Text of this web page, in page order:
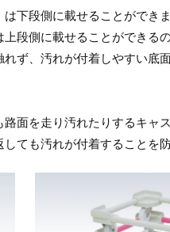
下段側に載せることができま
段側に載せることができる
れず、汚れが付着しやすい底
面を走り汚れたりするキャ
ても汚れが付着することを防